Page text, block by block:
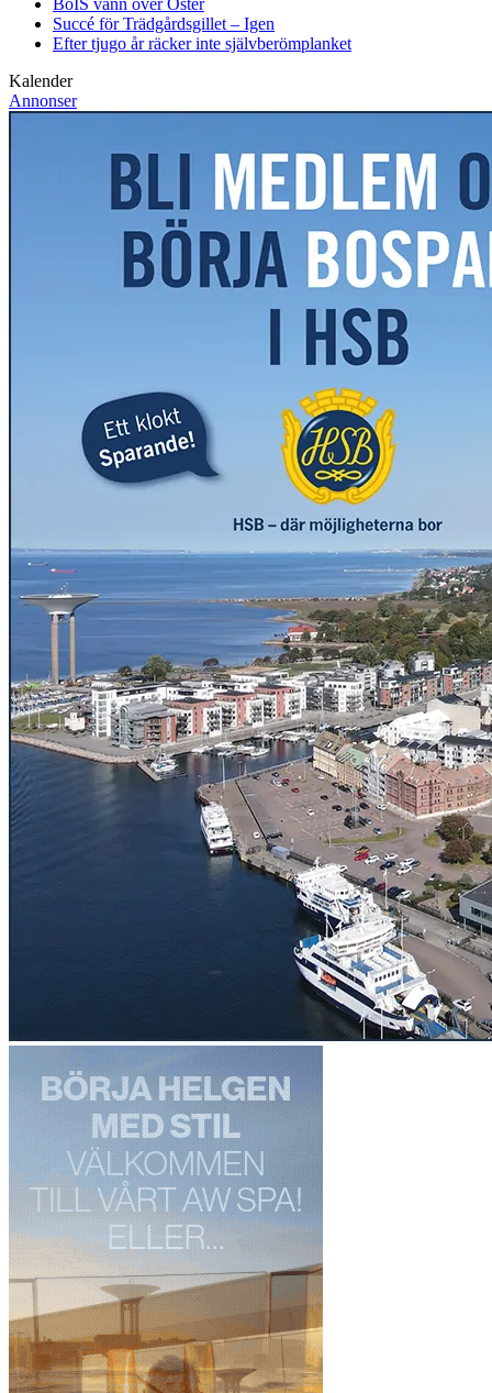
Succé för Trädgårdsgillet – Igen
Efter tjugo år räcker inte självberömplanket
Kalender
Annonser